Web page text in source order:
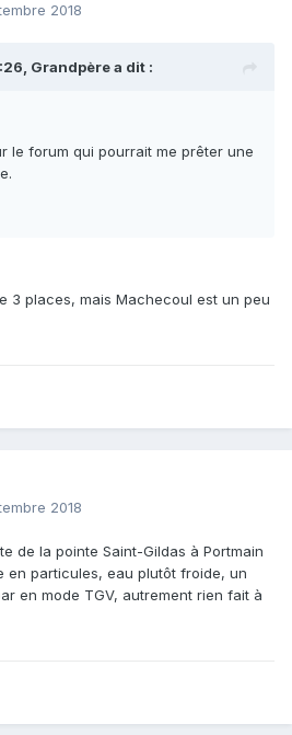
2018
Grandpèrea dit :
le forum qui pourrait me prêter une
3 places, mais Machecoul est un peu
2018
de la pointe Saint-Gildas à Portmain
en particules, eau plutôt froide, un
en mode TGV, autrement rien fait à